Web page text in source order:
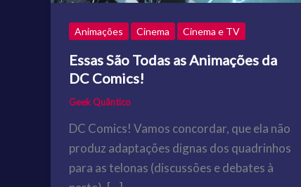
Animações Cinema Cinema e TV
Essas São Todas as Animações da
DC Comics!
Geek Quântico
DC Comics! Vamos concordar, que ela não
produz adaptações dignas dos quadrinhos
para as telonas (discussões e debates à